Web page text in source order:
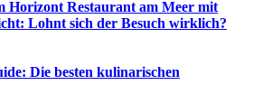
Horizont Restaurant am Meer mit
Lohnt sich der Besuch wirklich?
Die besten kulinarischen